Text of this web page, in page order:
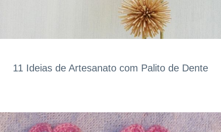
11 Ideias de Artesanato com Palito de Dente